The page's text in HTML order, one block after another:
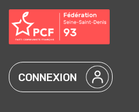
CONNEXION